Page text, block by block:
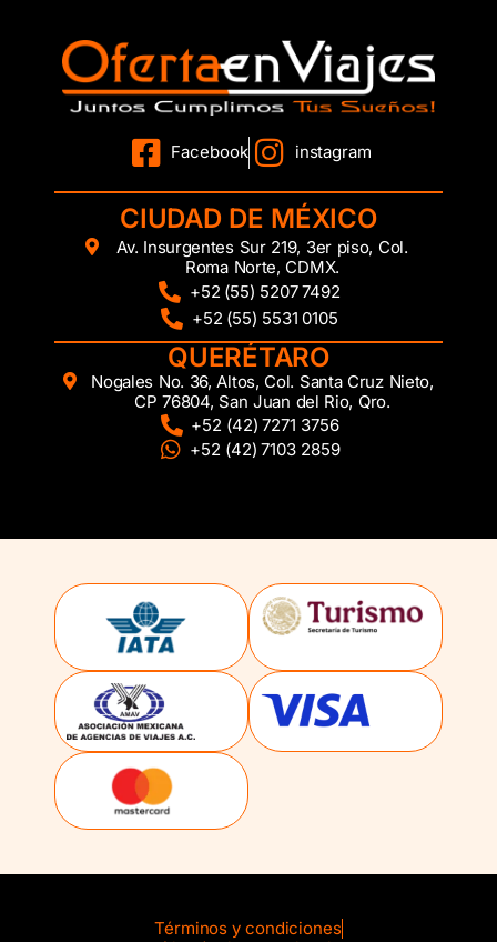
Facebook instagram
CIUDAD DE MÉXICO
Av. Insurgentes Sur 219, 3er piso, Col.
Roma Norte, CDMX.
+52 (55) 5207 7492
+52 (55) 5531 0105
QUERÉTARO
Nogales No. 36, Altos, Col. Santa Cruz Nieto,
CP 76804, San Juan del Rio, Qro.
+52 (42) 7271 3756
+52 (42) 7103 2859
Términos y condiciones